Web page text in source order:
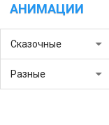
АНИМАЦИИ
Сказочные arrow_drop_down
Разные arrow_drop_down